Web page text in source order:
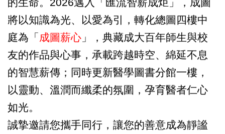
的生命。2026邁入「匯流智薪成炬」，成圖
將以知識為光、以愛為引，轉化總圖四樓中
庭為「 成圖薪心 」，典藏成大百年師生與校
友的作品與心事，承載跨越時空、綿延不息
的智慧薪傳；同時更新醫學圖書分館一樓，
以靈動、溫潤而纖柔的氛圍，孕育醫者仁心
如光。
誠摯邀請您攜手同行，讓您的善意成為靜謐